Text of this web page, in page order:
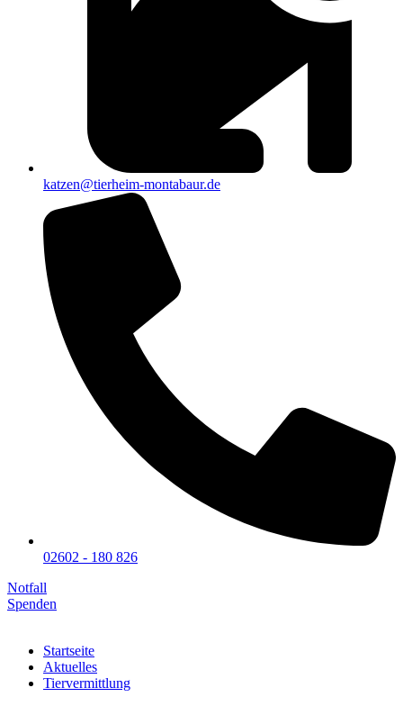
katzen@tierheim-montabaur.de
02602 - 180 826
Notfall
Spenden
Startseite
Aktuelles
Tiervermittlung